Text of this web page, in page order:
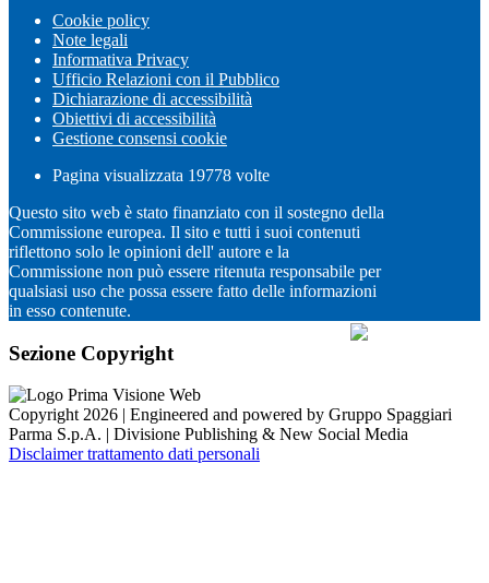
Cookie policy
Note legali
Informativa Privacy
Ufficio Relazioni con il Pubblico
Dichiarazione di accessibilità
Obiettivi di accessibilità
Gestione consensi cookie
Pagina visualizzata 19778 volte
Questo sito web è stato finanziato con il sostegno della
Commissione europea. Il sito e tutti i suoi contenuti
riflettono solo le opinioni dell' autore e la
Commissione non può essere ritenuta responsabile per
qualsiasi uso che possa essere fatto delle informazioni
in esso contenute.
Sezione Copyright
Copyright 2026 | Engineered and powered by Gruppo Spaggiari
Parma S.p.A. | Divisione Publishing & New Social Media
Disclaimer trattamento dati personali